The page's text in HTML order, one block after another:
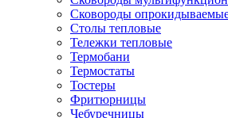
Сковороды
Столы тепловые
Тележки тепловые
Термобани
Термостаты
Тостеры
Фритюрницы
Чебуречницы